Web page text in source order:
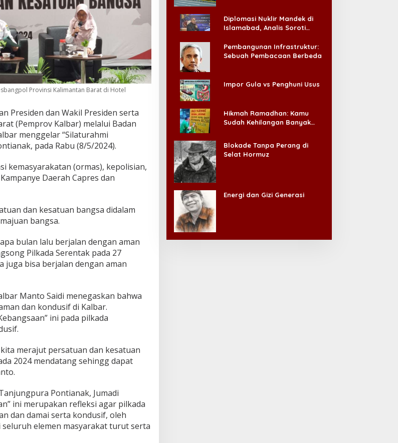
Provinsi Kalimantan Barat di Hotel
Presiden dan Wakil Presiden serta
(Pemprov Kalbar) melalui Badan
menggelar “Silaturahmi
pada Rabu (8/5/2024).
kemasyarakatan (ormas), kepolisian,
Daerah Capres dan
dan kesatuan bangsa didalam
bangsa.
bulan lalu berjalan dengan aman
Pilkada Serentak pada 27
juga bisa berjalan dengan aman
Manto Saidi menegaskan bahwa
dan kondusif di Kalbar.
ini pada pilkada
merajut persatuan dan kesatuan
2024 mendatang sehingg dapat
Pontianak, Jumadi
ini merupakan refleksi agar pilkada
dan damai serta kondusif, oleh
elemen masyarakat turut serta
Diplomasi Nuklir Mandek di
Islamabad, Analis Soroti
Pembangunan Infrastruktur:
Sebuah Pembacaan Berbeda
Impor Gula vs Penghuni Usus
Hikmah Ramadhan: Kamu
Sudah Kehilangan Banyak
Blokade Tanpa Perang di
Selat Hormuz
Energi dan Gizi Generasi